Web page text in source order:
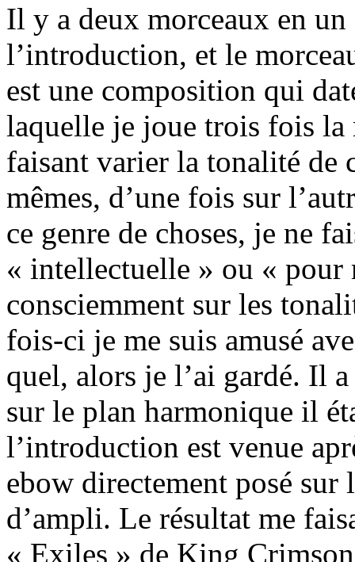
Il y a deux morceaux en
l’introduction, et le
est une composition qui
laquelle je joue trois fois la
faisant varier la tonalité de
mêmes, d’une fois sur
ce genre de choses, je ne
« intellectuelle » ou « pour
consciemment sur les
fois-ci je me suis amusé
quel, alors je l’ai gardé. Il
sur le plan harmonique il
l’introduction est venue
ebow directement posé sur
d’ampli. Le résultat me
« Exiles » de King